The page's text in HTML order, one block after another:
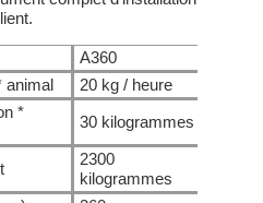
A360
animal
20 kg / heure
*
30 kilogrammes
2300
kilogrammes